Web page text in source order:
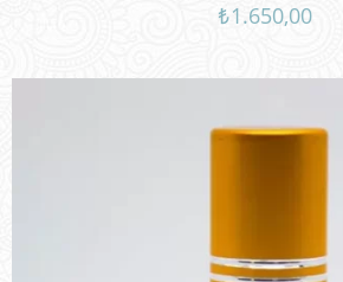
5 üzerinden
₺1.650,00